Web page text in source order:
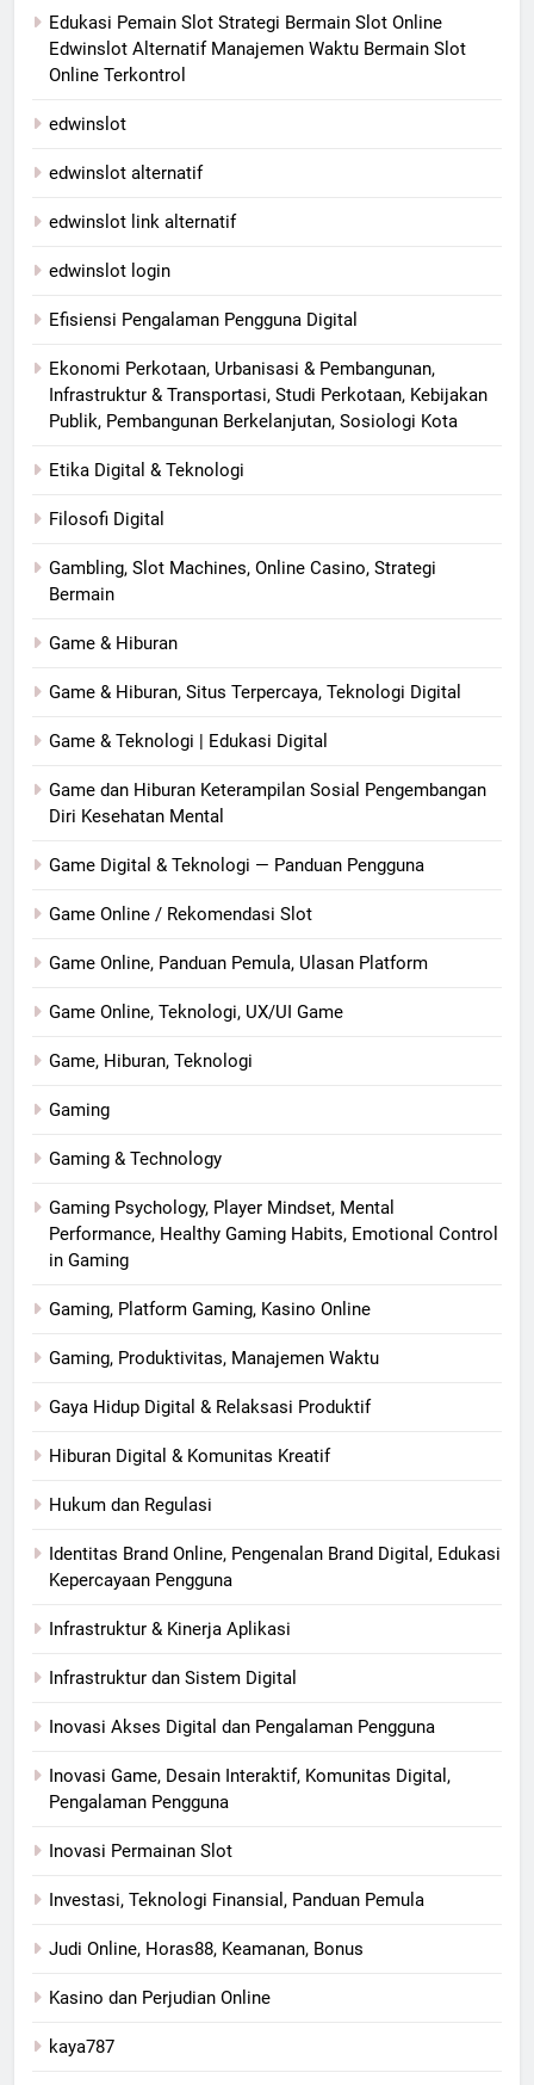
Edukasi Pemain Slot Strategi Bermain Slot Online
Edwinslot Alternatif Manajemen Waktu Bermain Slot
Online Terkontrol
edwinslot
edwinslot alternatif
edwinslot link alternatif
edwinslot login
Efisiensi Pengalaman Pengguna Digital
Ekonomi Perkotaan, Urbanisasi & Pembangunan,
Infrastruktur & Transportasi, Studi Perkotaan, Kebijakan
Publik, Pembangunan Berkelanjutan, Sosiologi Kota
Etika Digital & Teknologi
Filosofi Digital
Gambling, Slot Machines, Online Casino, Strategi
Bermain
Game & Hiburan
Game & Hiburan, Situs Terpercaya, Teknologi Digital
Game & Teknologi | Edukasi Digital
Game dan Hiburan Keterampilan Sosial Pengembangan
Diri Kesehatan Mental
Game Digital & Teknologi — Panduan Pengguna
Game Online / Rekomendasi Slot
Game Online, Panduan Pemula, Ulasan Platform
Game Online, Teknologi, UX/UI Game
Game, Hiburan, Teknologi
Gaming
Gaming & Technology
Gaming Psychology, Player Mindset, Mental
Performance, Healthy Gaming Habits, Emotional Control
in Gaming
Gaming, Platform Gaming, Kasino Online
Gaming, Produktivitas, Manajemen Waktu
Gaya Hidup Digital & Relaksasi Produktif
Hiburan Digital & Komunitas Kreatif
Hukum dan Regulasi
Identitas Brand Online, Pengenalan Brand Digital, Edukasi
Kepercayaan Pengguna
Infrastruktur & Kinerja Aplikasi
Infrastruktur dan Sistem Digital
Inovasi Akses Digital dan Pengalaman Pengguna
Inovasi Game, Desain Interaktif, Komunitas Digital,
Pengalaman Pengguna
Inovasi Permainan Slot
Investasi, Teknologi Finansial, Panduan Pemula
Judi Online, Horas88, Keamanan, Bonus
Kasino dan Perjudian Online
kaya787